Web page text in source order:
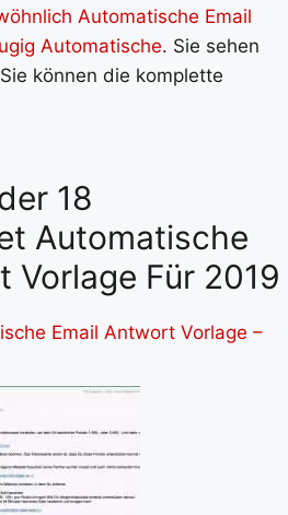
Automatische Email
Automatische. Sie sehen
können die komplette
18
Automatische
Vorlage Für 2019